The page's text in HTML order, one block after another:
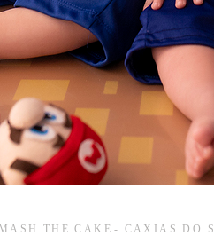
THE CAKE CAXIAS DO